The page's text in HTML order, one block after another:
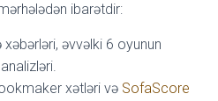
ibarətdir:
əvvəlki 6 oyunun
xətləri və SofaScore